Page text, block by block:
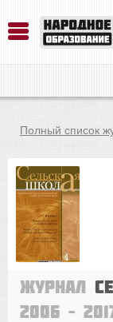
Полный список
Журнал
2006 –